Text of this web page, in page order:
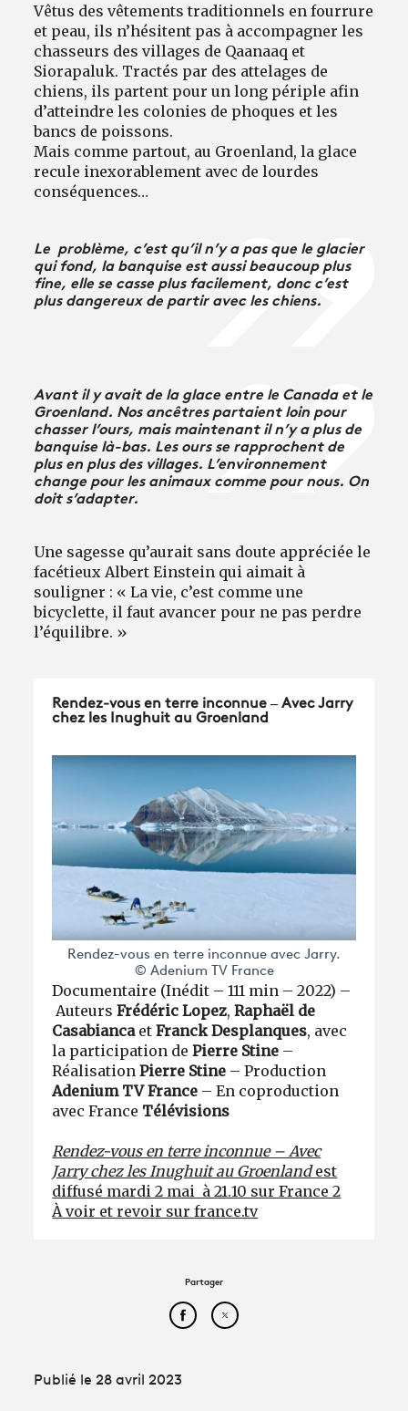
Vêtus des vêtements traditionnels en fourrure
et peau, ils n’hésitent pas à accompagner les
chasseurs des villages de Qaanaaq et
Siorapaluk. Tractés par des attelages de
chiens, ils partent pour un long périple afin
d’atteindre les colonies de phoques et les
bancs de poissons.
Mais comme partout, au Groenland, la glace
recule inexorablement avec de lourdes
conséquences…
Le problème, c’est qu’il n’y a pas que le glacier
qui fond, la banquise est aussi beaucoup plus
fine, elle se casse plus facilement, donc c’est
plus dangereux de partir avec les chiens.
Avant il y avait de la glace entre le Canada et le
Groenland. Nos ancêtres partaient loin pour
chasser l’ours, mais maintenant il n’y a plus de
banquise là-bas. Les ours se rapprochent de
plus en plus des villages. L’environnement
change pour les animaux comme pour nous. On
doit s’adapter.
Une sagesse qu’aurait sans doute appréciée le
facétieux Albert Einstein qui aimait à
souligner : « La vie, c’est comme une
bicyclette, il faut avancer pour ne pas perdre
l’équilibre. »
Rendez-vous en terre inconnue – Avec Jarry
chez les Inughuit au Groenland
Rendez-vous en terre inconnue avec Jarry.
© Adenium TV France
Documentaire (Inédit – 111 min – 2022) –
AuteursFrédéric Lopez, Raphaël de
Casabianca et Franck Desplanques, avec
la participation dePierre Stine –
RéalisationPierre Stine – Production
Adenium TV France – En coproduction
avec France Télévisions
Rendez-vous en terre inconnue – Avec
Jarry chez les Inughuit au Groenlandest
diffusé mardi 2 mai à 21.10 sur France 2
À voir et revoir sur france.tv
Partager
Partager cet article sur
Partager cet article sur
Publié le 28 avril 2023